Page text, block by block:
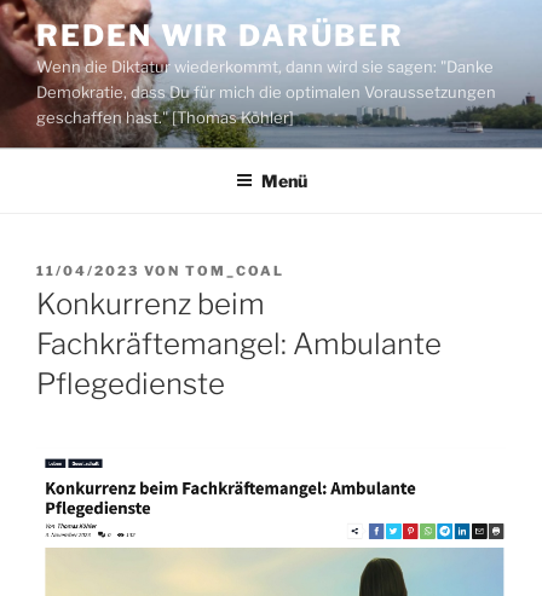
Zum
Inhalt
springen
REDEN WIR DARÜBER
Wenn die Diktatur wiederkommt, dann wird sie sagen: "Danke
Demokratie, dass Du für mich die optimalen Voraussetzungen
geschaffen hast." [Thomas Köhler]
Menü
VERÖFFENTLICHT
AM
11/04/2023 VON TOM_COAL
Konkurrenz beim
Fachkräftemangel: Ambulante
Pflegedienste